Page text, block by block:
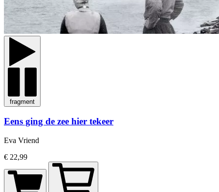
fragment
Eens ging de zee hier tekeer
Eva Vriend
€ 22,99